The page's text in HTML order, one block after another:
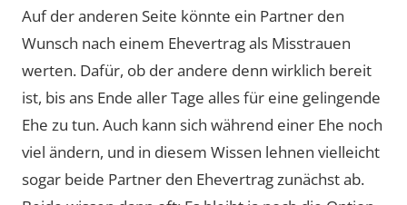
Auf der anderen Seite könnte ein Partner den
Wunsch nach einem Ehevertrag als Misstrauen
werten. Dafür, ob der andere denn wirklich bereit
ist, bis ans Ende aller Tage alles für eine gelingende
Ehe zu tun. Auch kann sich während einer Ehe noch
viel ändern, und in diesem Wissen lehnen vielleicht
sogar beide Partner den Ehevertrag zunächst ab.